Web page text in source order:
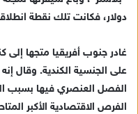
دولار، فكانت تلك نقطة
على الجنسية الكندية. وقال
الفصل العنصري فيها بسبب
الفرص الاقتصادية الأكبر